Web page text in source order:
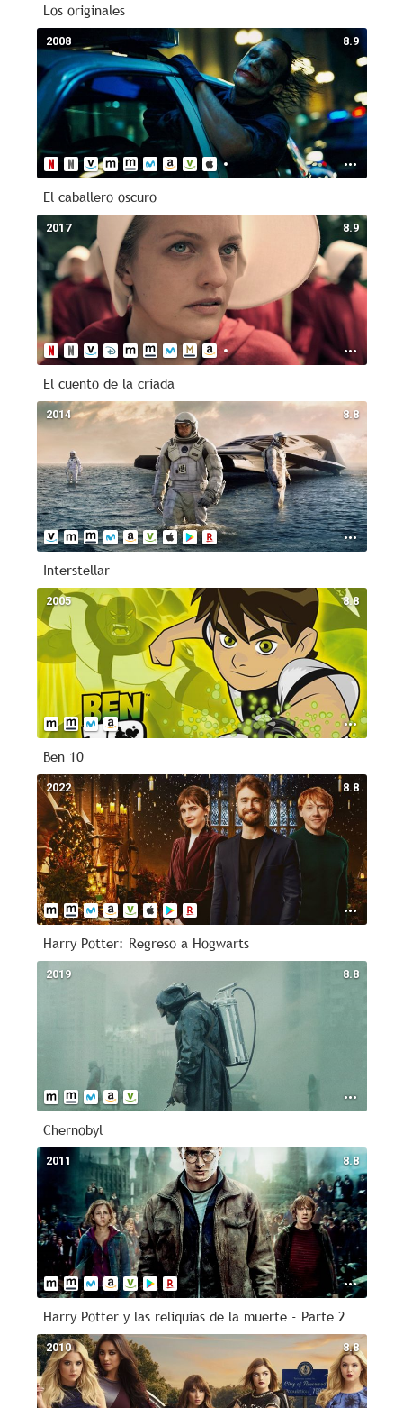
Los originales
8.9
2008
El caballero oscuro
8.9
2017
El cuento de la criada
8.8
2014
Interstellar
8.8
2005
Ben 10
8.8
2022
Harry Potter: Regreso a Hogwarts
8.8
2019
Chernobyl
8.8
2011
Harry Potter y las reliquias de la muerte - Parte 2
8.8
2010